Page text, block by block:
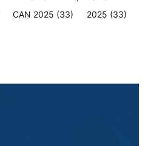
CAN 2025 (33) 2025 (33)